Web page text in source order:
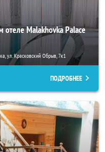
Malakhovka Palace
ул. Красковский Обрыв, 7к1
ПОДРОБНЕЕ